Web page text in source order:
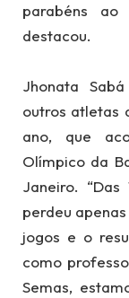
parabéns ao
destacou.
Jhonata
outros atletas
ano, que
Olímpico da
Janeiro.
perdeu
jogos e o
como
Semas,